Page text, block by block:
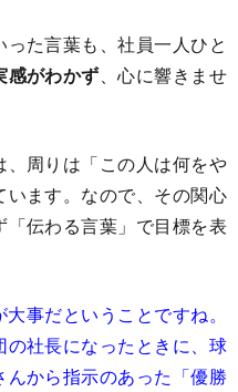
った言葉も、社員一人ひと
感がわかず、心に響きませ
周りは「この人は何をや
います。なので、その関心
伝わる言葉」で目標を表
事だということですね。
社長になったときに、球
から指示のあった「優勝